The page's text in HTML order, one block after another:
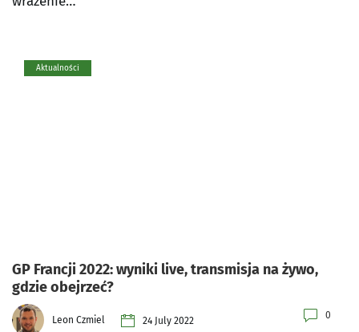
Aktualności
GP Francji 2022: wyniki live, transmisja na żywo,
gdzie obejrzeć?
Leon Czmiel 24 July 2022 0